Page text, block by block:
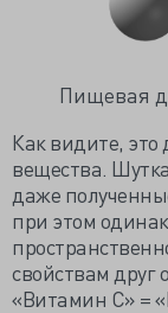
Пищевая
Как видите,
вещества.
даже
при этом
свойствам друг
«Витамин C» =